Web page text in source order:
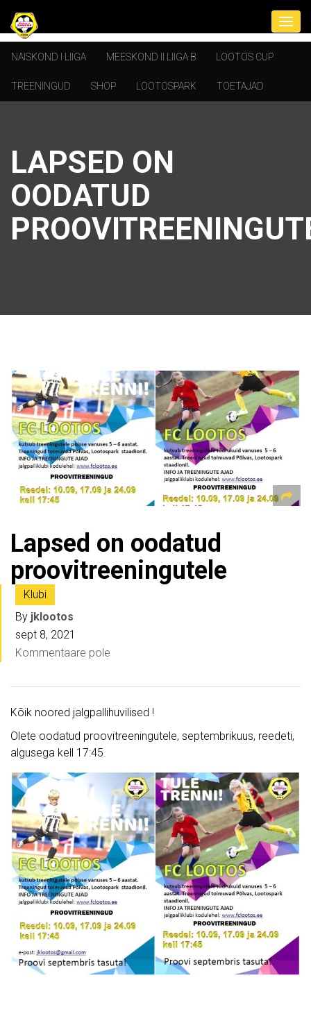
NAISKOND I LIIGA MEESKOND II LIIGA B LOOTOS CUP
TREENINGUD SHOP LOOTOSPARK TOETAJAD
LAPSED ON
OODATUD
Lapsed on oodatud
proovitreeningutele
Klubi
By jklootos
sept 8, 2021
Kommentaare pole
Kõik noored jalgpallihuvilised !
Olete oodatud proovitreeningutele, septembrikuus, reedeti,
algusega kell 17:45.